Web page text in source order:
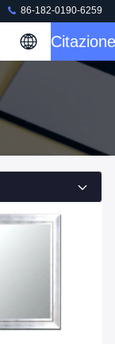
86-182-0190-6259
Citazione